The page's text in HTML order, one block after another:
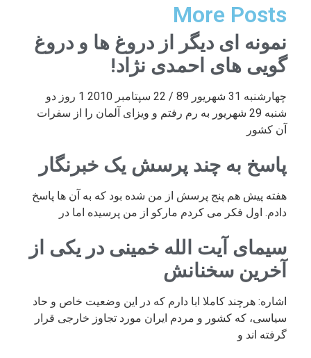
More Posts
نمونه ای دیگر از دروغ ها و دروغ
گویی های احمدی نژاد!
چهارشنبه 31 شهریور 89 / 22 سپتامبر 2010 1 روز دو
شنبه 29 شهریور به رم رفتم و ویزای آلمان را از سفرات
آن کشور
پاسخ به چند پرسش یک خبرنگار
هفته پیش هم پنج پرسش از من شده بود که به آن ها پاسخ
دادم. اول فکر می کردم مارکو از من پرسیده اما در
سیمای آیت الله خمینی در یکی از
آخرین سخنانش
اشاره: هرچند کاملا ابا دارم که در این وضعیت خاص و حاد
سیاسی، که کشور و مردم ایران مورد تجاوز خارجی قرار
گرفته اند و